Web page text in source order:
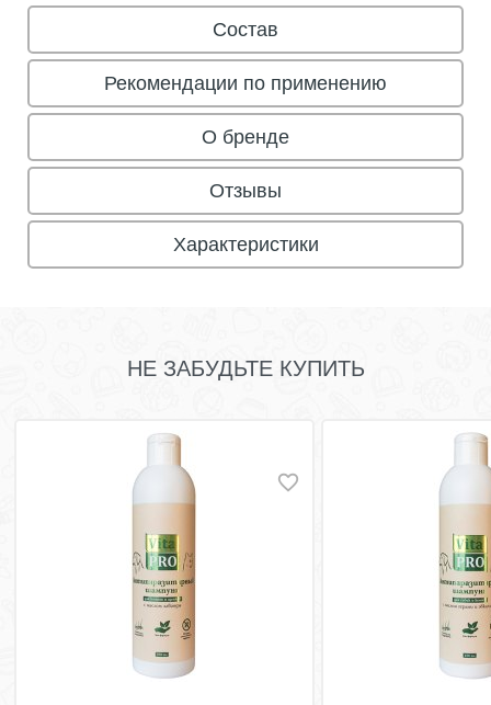
Состав
Рекомендации по применению
О бренде
Отзывы
Характеристики
НЕ ЗАБУДЬТЕ КУПИТЬ